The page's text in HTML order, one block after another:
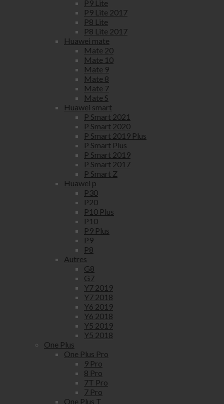
P9 Lite
P9 Lite 2017
P8 Lite
P8 Lite 2017
Huawei mate
Mate 20
Mate 10
Mate 9
Mate 8
Mate 7
Mate S
Huawei smart
P Smart 2021
P Smart 2020
P Smart 2019 Plus
P Smart Plus
P Smart 2019
P Smart 2017
P Smart Z
Huawei p
P30
P20
P10 Plus
P10
P9 Plus
P9
P8
Autres
G8
G7
Y7 2019
Y7 2018
Y6 2019
Y6 2018
Y5 2019
Y5 2018
One Plus
One Plus Pro
9 Pro
8 Pro
7T Pro
7 Pro
One Plus T